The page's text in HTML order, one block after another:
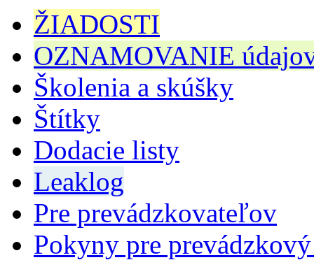
ŽIADOSTI
OZNAMOVANIE
Školenia a skúšky
Štítky
Dodacie listy
Leaklog
Pre prevádzkovateľov
Pokyny pre